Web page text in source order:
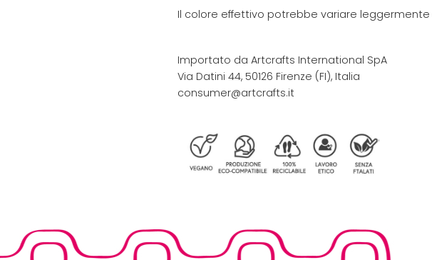
Il colore effettivo potrebbe variare
Importato da Artcrafts International SpA
Via Datini 44, 50126 Firenze (FI), Italia
consumer@artcrafts.it